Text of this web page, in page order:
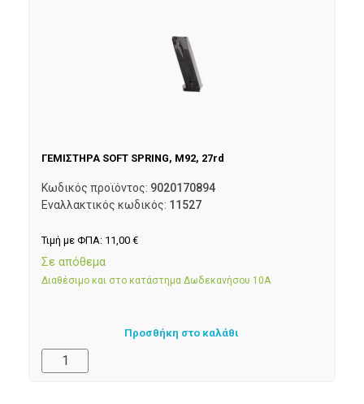
ΓΕΜΙΣΤΗΡΑ SOFT SPRING, M92, 27rd
Κωδικός προϊόντος: 9020170894
Εναλλακτικός κωδικός: 11527
Τιμή με ΦΠΑ: 11,00 €
Σε απόθεμα
Διαθέσιμο και στο κατάστημα Δωδεκανήσου 10Α
Προσθήκη στο καλάθι